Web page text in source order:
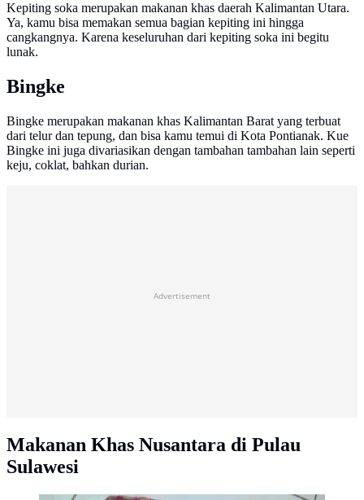
Kepiting soka merupakan makanan khas daerah Kalimantan Utara.
Ya, kamu bisa memakan semua bagian kepiting ini hingga
cangkangnya. Karena keseluruhan dari kepiting soka ini begitu
lunak.
Bingke
Bingke merupakan makanan khas Kalimantan Barat yang terbuat
dari telur dan tepung, dan bisa kamu temui di Kota Pontianak. Kue
Bingke ini juga divariasikan dengan tambahan tambahan lain seperti
keju, coklat, bahkan durian.
Advertisement
Makanan Khas Nusantara di Pulau
Sulawesi